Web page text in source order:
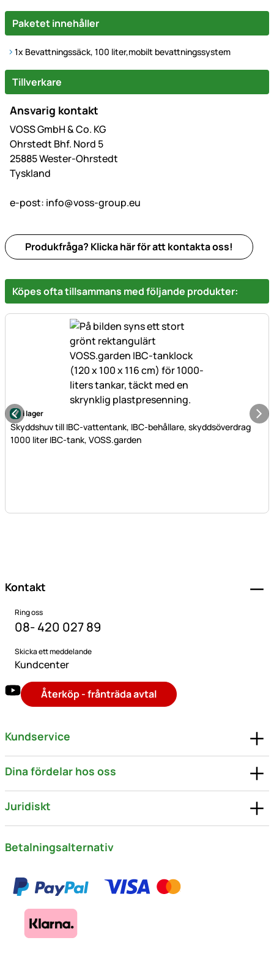
Paketet innehåller
1x Bevattningssäck, 100 liter,mobilt bevattningssystem
Tillverkare
Ansvarig kontakt
VOSS GmbH & Co. KG
Ohrstedt Bhf. Nord 5
25885 Wester-Ohrstedt
Tyskland
e-post: info@voss-group.eu
Produkfråga? Klicka här för att kontakta oss!
Köpes ofta tillsammans med följande produkter:
i lager
Skyddshuv till IBC-vattentank, IBC-behållare, skyddsöverdrag
1000 liter IBC-tank, VOSS.garden
Kontakt
Ring oss
08- 420 027 89
Skicka ett meddelande
Kundcenter
Återköp - frånträda avtal
Kundservice
Dina fördelar hos oss
Juridiskt
Betalningsalternativ